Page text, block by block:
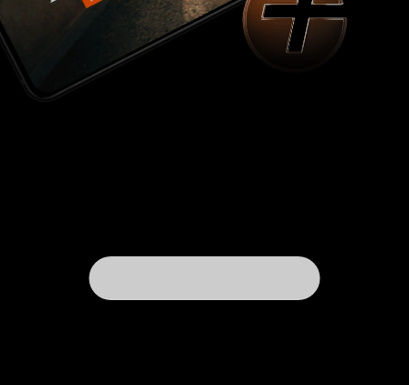
памяти. Мне даже не хочется придираться к
тому, что Джорджиана не стареет, хотя идут
годы, а она родила не одного ребёнка. Как я
уже писала, это фильм о нравах того времени,
о женском бесправии и о мужском произволе,
в условиях которого женщинам, в частности